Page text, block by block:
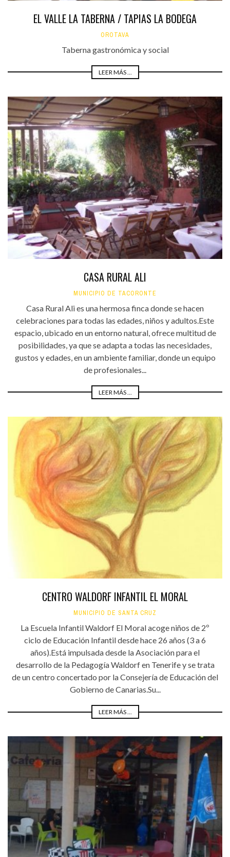
EL VALLE LA TABERNA / TAPIAS LA BODEGA
OROTAVA
Taberna gastronómica y social
LEER MÁS ...
CASA RURAL ALI
MUNICIPIO DE TACORONTE
Casa Rural Ali es una hermosa finca donde se hacen
celebraciones para todas las edades, niños y adultos.Este
espacio, ubicado en un entorno natural, ofrece multitud de
posibilidades, ya que se adapta a todas las necesidades,
gustos y edades, en un ambiente familiar, donde un equipo
de profesionales...
LEER MÁS ...
CENTRO WALDORF INFANTIL EL MORAL
MUNICIPIO DE SANTA CRUZ
La Escuela Infantil Waldorf El Moral acoge niños de 2º
ciclo de Educación Infantil desde hace 26 años (3 a 6
años).Está impulsada desde la Asociación para el
desarrollo de la Pedagogía Waldorf en Tenerife y se trata
de un centro concertado por la Consejería de Educación del
Gobierno de Canarias.Su...
LEER MÁS ...